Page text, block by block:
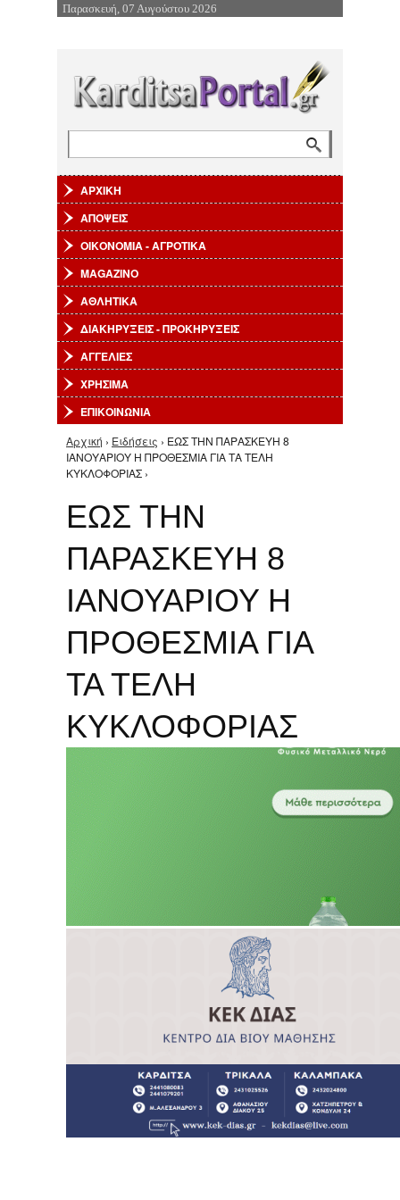
Επιστροφή στην Πλοήγηση
Παρασκευή, 07 Αυγούστου 2026
ΑΡΧΙΚΗ
ΑΠΟΨΕΙΣ
ΟΙΚΟΝΟΜΙΑ - ΑΓΡΟΤΙΚΑ
MAGAZINO
ΑΘΛΗΤΙΚΑ
ΔΙΑΚΗΡΥΞΕΙΣ - ΠΡΟΚΗΡΥΞΕΙΣ
ΑΓΓΕΛΙΕΣ
ΧΡΗΣΙΜΑ
ΕΠΙΚΟΙΝΩΝΙΑ
Είστε εδώ
Αρχική › Ειδήσεις › ΕΩΣ ΤΗΝ ΠΑΡΑΣΚΕΥΗ 8
ΙΑΝΟΥΑΡΙΟΥ Η ΠΡΟΘΕΣΜΙΑ ΓΙΑ ΤΑ ΤΕΛΗ
ΚΥΚΛΟΦΟΡΙΑΣ ›
ΕΩΣ ΤΗΝ
ΠΑΡΑΣΚΕΥΗ 8
ΙΑΝΟΥΑΡΙΟΥ Η
ΠΡΟΘΕΣΜΙΑ ΓΙΑ
ΤΑ ΤΕΛΗ
ΚΥΚΛΟΦΟΡΙΑΣ